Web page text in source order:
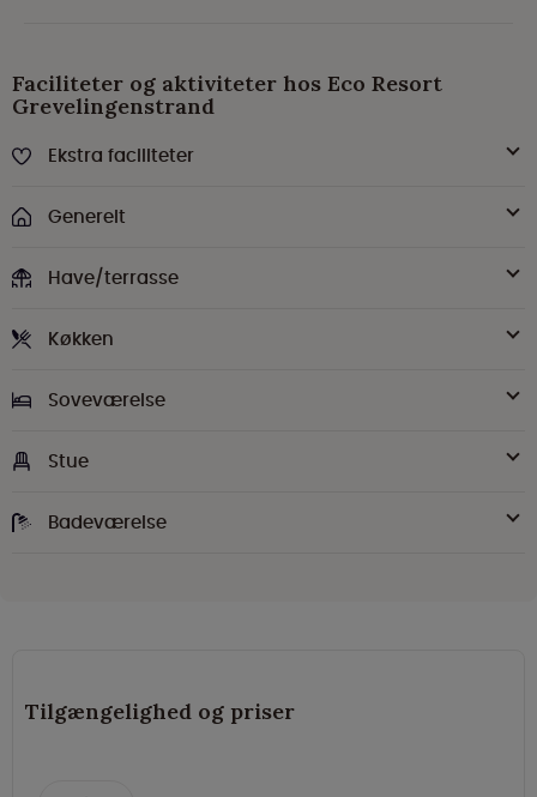
Faciliteter og aktiviteter hos Eco Resort
Grevelingenstrand
Ekstra faciliteter
Generelt
Have/terrasse
Køkken
Soveværelse
Stue
Badeværelse
Tilgængelighed og priser